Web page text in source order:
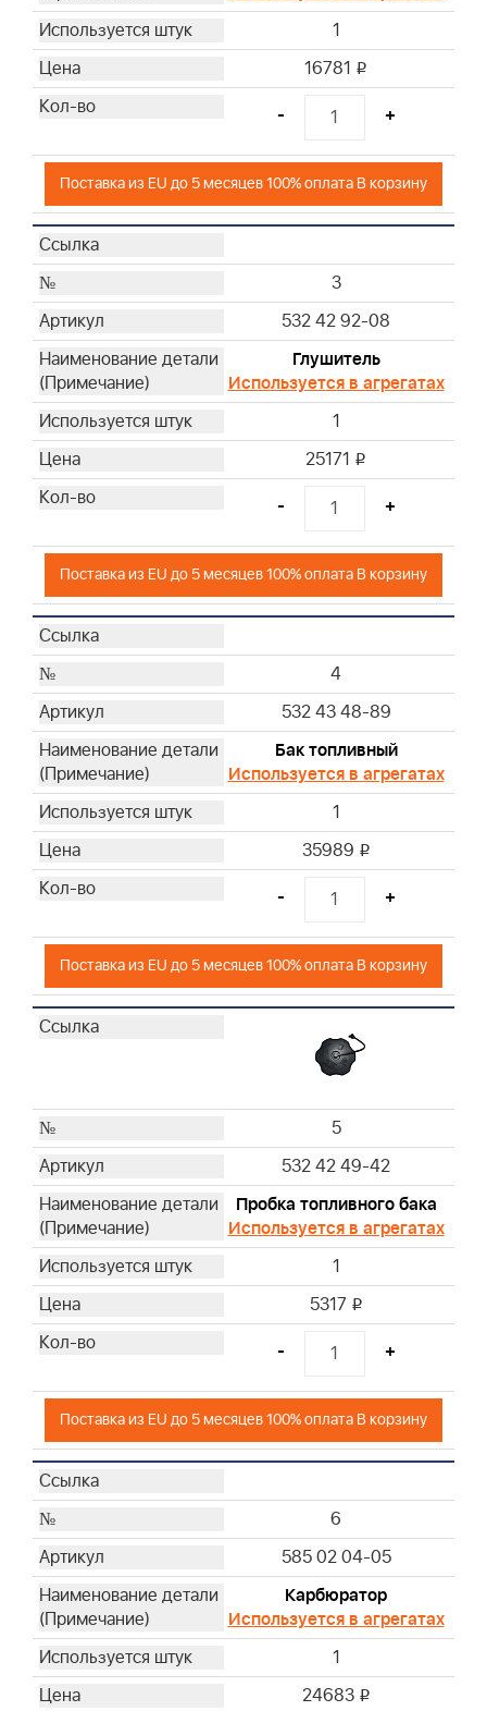
26
26A
28
29
29A
32
32A
34
38
42
44
49
51
54
57
58
61
1
16781 i
- +
Поставка из EU до 5 месяцев 100% оплата В корзину
3
532 42 92-08
Глушитель
Используется в агрегатах
1
25171 i
- +
Поставка из EU до 5 месяцев 100% оплата В корзину
4
532 43 48-89
Бак топливный
Используется в агрегатах
1
35989 i
- +
Поставка из EU до 5 месяцев 100% оплата В корзину
5
532 42 49-42
Пробка топливного бака
Используется в агрегатах
1
5317 i
- +
Поставка из EU до 5 месяцев 100% оплата В корзину
6
585 02 04-05
Карбюратор
Используется в агрегатах
1
24683 i